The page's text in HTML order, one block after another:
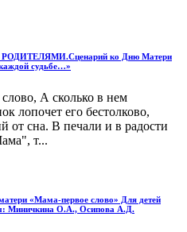
ко Дню Матери
судьбе…»
А сколько в нем
лопочет его бестолково,
от сна. В печали и в радости
т...
«Мама-первое слово» Для детей
Миничкина О.А., Осипова А.Д.